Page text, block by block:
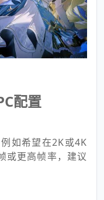
配置
如希望在2K或4K
或更高帧率，建议